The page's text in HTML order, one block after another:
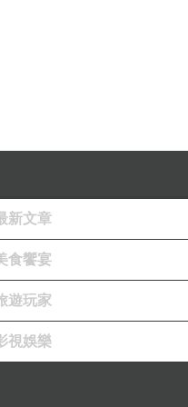
空掉的身體。她並
病人，沒有疾病，
新文章
食饗宴
遊玩家
視娛樂